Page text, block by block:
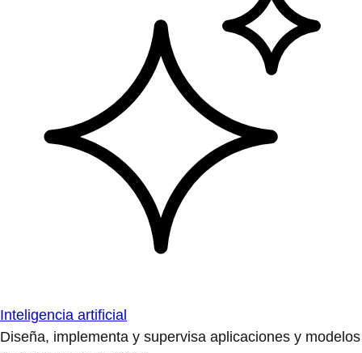
Inteligencia artificial
Diseña, implementa y supervisa aplicaciones y modelos